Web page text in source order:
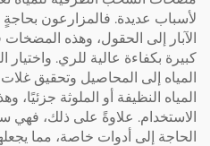
لأسباب عديدة. فالمزارعون بحاجةٍ
الآبار إلى الحقول، وهذه
كبيرة بكفاءة عالية للري.
المياه إلى المحاصيل وتحقيق
المياه النظيفة أو الملوثة جزئيًا،
الاستخدام. علاوةً على ذلك، فهي
الحاجة إلى أدوات خاصة، مما